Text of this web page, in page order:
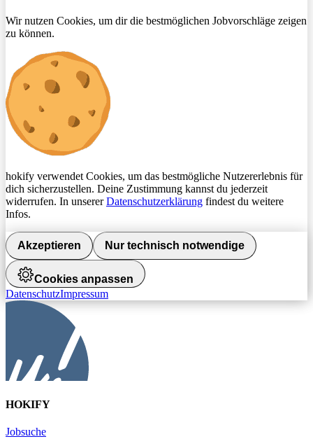
Wir nutzen Cookies, um dir die bestmöglichen Jobvorschläge zeigen
zu können.
hokify verwendet Cookies, um das bestmögliche Nutzererlebnis für
dich sicherzustellen. Deine Zustimmung kannst du jederzeit
widerrufen. In unsererDatenschutzerklärung findest du weitere
Infos.
Akzeptieren Nur technisch notwendige
Cookies anpassen
DatenschutzImpressum
HOKIFY
Jobsuche